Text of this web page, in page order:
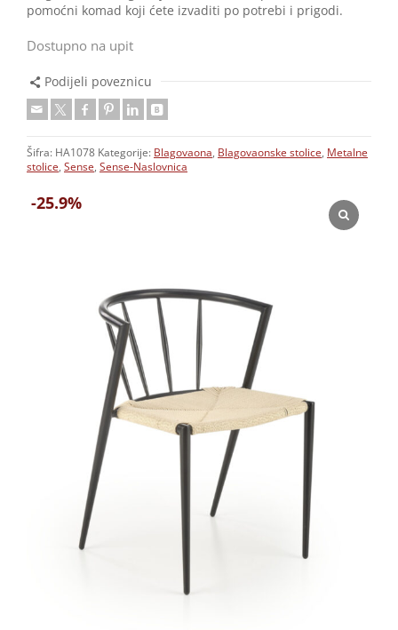
-25.9%
pomoćni komad koji ćete izvaditi po potrebi i prigodi.
Dostupno na upit
Podijeli poveznicu
Šifra: HA1078 Kategorije: Blagovaona Blagovaonske stolice Metalne
stolice Sense Sense-Naslovnica